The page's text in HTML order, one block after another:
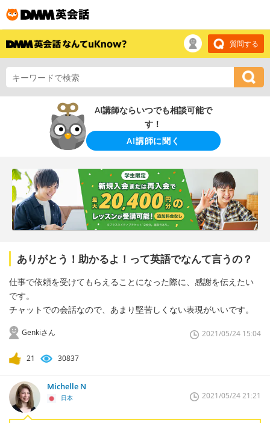
質問する
AI講師ならいつでも相談可能で
す！
AI講師に聞く
ありがとう！助かるよ！って英語でなんて言うの？
仕事で依頼を受けてもらえることになった際に、感謝を伝えたい
です。
チャットでの会話なので、あまり堅苦しくない表現がいいです。
Genkiさん 2021/05/24 15:04
21 30837
Michelle N
日本 2021/05/24 21:21